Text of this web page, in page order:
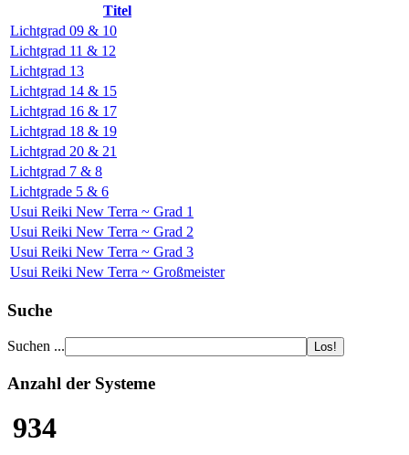
Titel
Lichtgrad 09 & 10
Lichtgrad 11 & 12
Lichtgrad 13
Lichtgrad 14 & 15
Lichtgrad 16 & 17
Lichtgrad 18 & 19
Lichtgrad 20 & 21
Lichtgrad 7 & 8
Lichtgrade 5 & 6
Usui Reiki New Terra ~ Grad 1
Usui Reiki New Terra ~ Grad 2
Usui Reiki New Terra ~ Grad 3
Usui Reiki New Terra ~ Großmeister
Suche
Suchen ...
Anzahl der Systeme
934